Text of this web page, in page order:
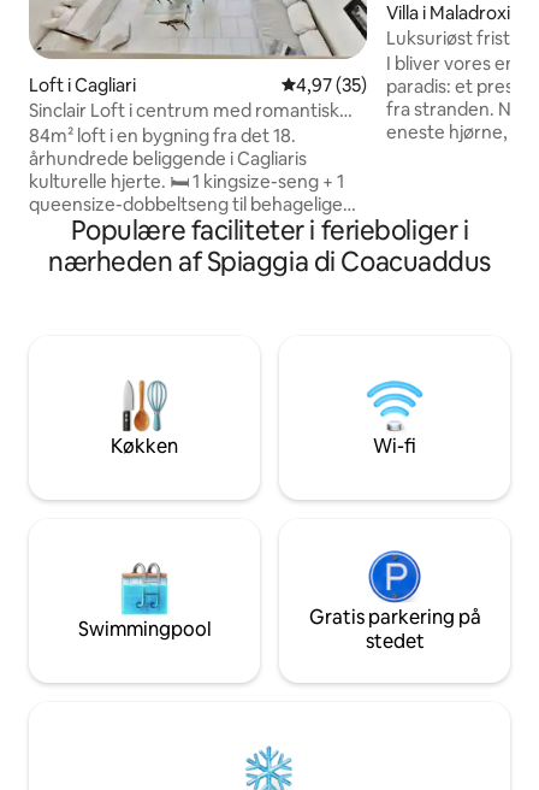
Loft i Cagliari 4,97 ud af 5 i gennemsnitlig
4,97 (35)
Sinclair Loft i centrum med romantisk
fresko
84m² loft i en bygning fra det 18.
århundrede beliggende i Cagliaris
kulturelle hjerte. 🛏️ 1 kingsize-seng + 1
queensize-dobbeltseng til behagelige
nætter 🖼️ Drøm under et sjældent
freskloft fra det 19. århundrede 🚿 2
raffinerede badeværelser med
fjernarbejde 🧺 Fuldt udstyret vasketøj i
boligen til længerevarende ophold 🏖️ 15
minutter til Poetto Beach med direkte
Villa i Maladroxia
Luksuriøst
boblebad og
I bliver vores
paradis: et
fra stranden.
eneste hjørne, Køl af i infinity-poolen
hensyn til
nedenunder,
ryddeligt og har
Populære faciliteter i ferieboliger i
nærheden af Spiaggia di Coacuaddus
Køkken Wi-fi
Swimmingpool
Gratis parkering på
stedet